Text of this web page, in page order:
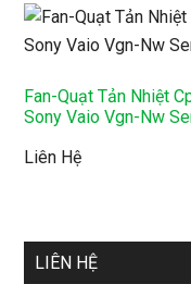
Fan-Quạt Tản Nhiệt
Sony Vaio Vgn-Nw
Liên Hệ
LIÊN HỆ